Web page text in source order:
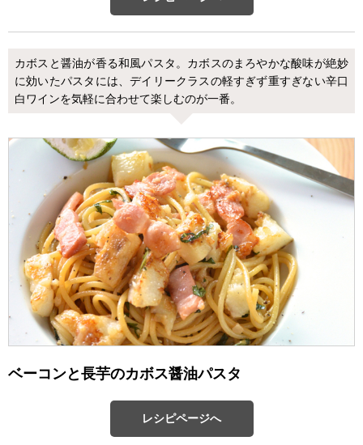
カボスと醤油が香る和風パスタ。カボスのまろやかな酸味が絶妙
に効いたパスタには、デイリークラスの軽すぎず重すぎない辛口
白ワインを気軽に合わせて楽しむのが一番。
ベーコンと長芋のカボス醤油パスタ
レシピページへ